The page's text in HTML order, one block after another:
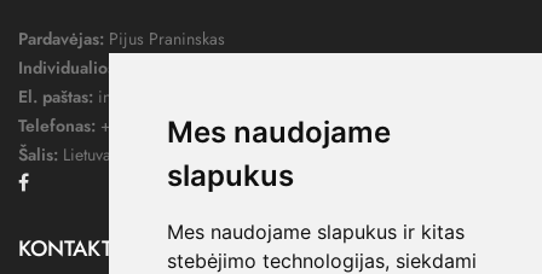
Mes naudojame
slapukus
Mes naudojame slapukus ir kitas
stebėjimo technologijas, siekdami
Pardavėjas: Pijus Praninskas
Individualios veiklos pažymos nr.:
El. paštas: info@dressify.lt
Telefonas: +370 676 78578
Šalis: Lietuva
KONTAKTAI